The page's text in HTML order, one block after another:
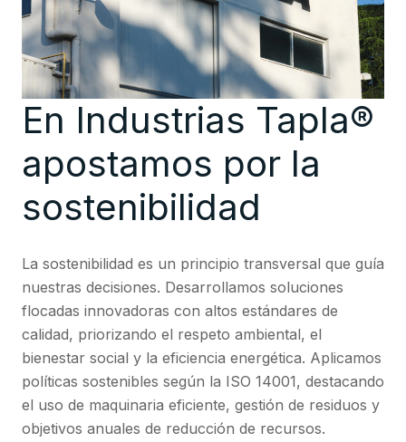
En Industrias Tapla®
apostamos por la
sostenibilidad
La sostenibilidad es un principio transversal que guía
nuestras decisiones. Desarrollamos soluciones
flocadas innovadoras con altos estándares de
calidad, priorizando el respeto ambiental, el
bienestar social y la eficiencia energética. Aplicamos
políticas sostenibles según la ISO 14001, destacando
el uso de maquinaria eficiente, gestión de residuos y
objetivos anuales de reducción de recursos.